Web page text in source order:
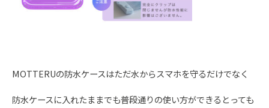
MOTTERUの防水ケースはただ水からスマホを守るだけでなく
防水ケースに入れたままでも普段通りの使い方ができるとっても